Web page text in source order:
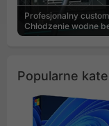
Profesjonalny
Chłodzenie wodne
Popularne